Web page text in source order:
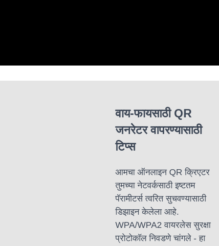
वाय-फायसाठी QR
जनरेटर वापरण्यासाठी
टिप्स
आमचा ऑनलाइन QR क्रिएटर
तुमच्या नेटवर्कसाठी इष्टतम
पॅरामीटर्स त्वरित सुचवण्यासाठी
डिझाइन केलेला आहे.
WPA/WPA2 वायरलेस सुरक्षा
प्रोटोकॉल निवडणे चांगले - हा